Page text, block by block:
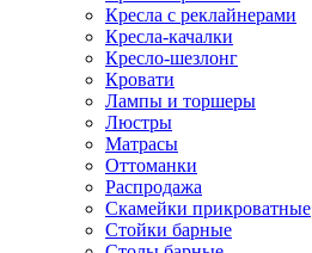
Кресла с реклайнерами
Кресла-качалки
Кресло-шезлонг
Кровати
Лампы и торшеры
Люстры
Матрасы
Оттоманки
Распродажа
Скамейки прикроватные
Стойки барные